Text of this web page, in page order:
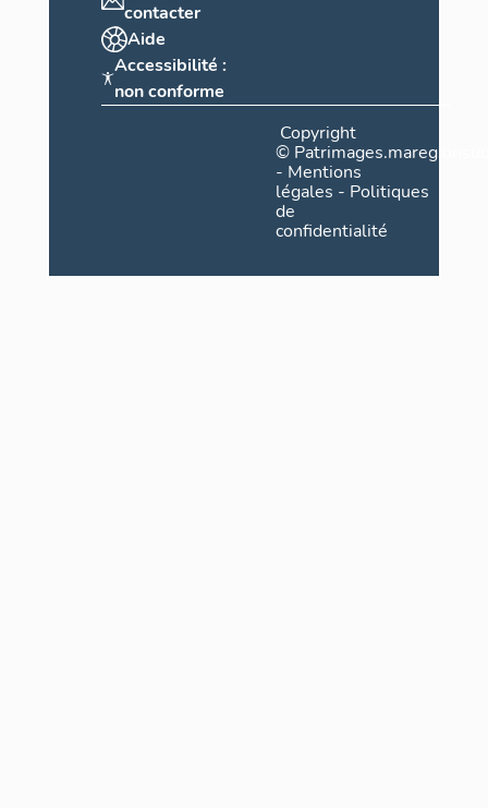
contacter
Aide
Accessibilité :
non conforme
Copyright
©
- Mentions
légales - Politiques
de
confidentialité